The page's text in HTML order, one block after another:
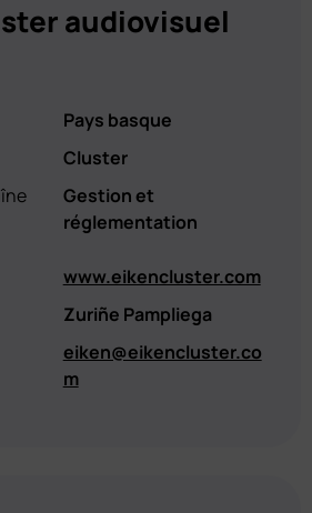
audiovisuel
Pays basque
Cluster
Gestion et
réglementation
www.eikencluster.com
Zuriñe Pampliega
eiken@eikencluster.co
m